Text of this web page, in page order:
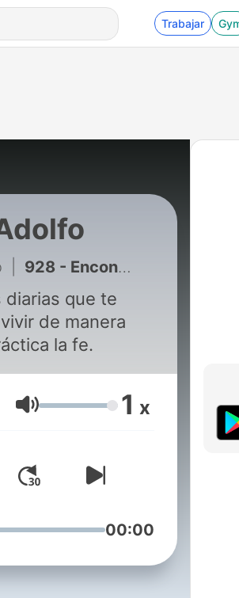
Trabajar
928 - Encontrar a Jesús en la Eucaristía
diarias que te
de manera
la fe.
Volumen 1 x
00:00